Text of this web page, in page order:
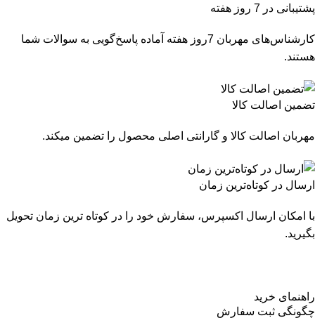
پشتیبانی در 7 روز هفته
کارشناس‌های مهربان 7روز هفته آماده پاسخ‌گویی به سوالات شما
هستند.
تضمین اصالت کالا
مهربان اصالت کالا و گارانتی اصلی محصول را تضمین میکند.
ارسال در کوتاه‌ترین زمان
با امکان ارسال اکسپرس، سفارش خود را در کوتاه ترین زمان تحویل
بگیرید.
راهنمای خرید
چگونگی ثبت سفارش